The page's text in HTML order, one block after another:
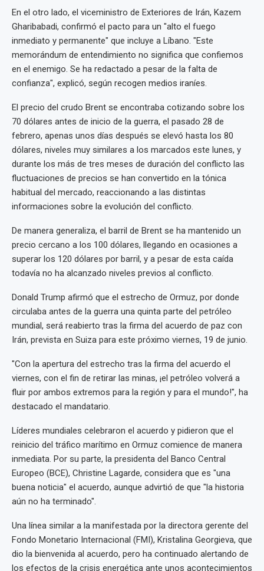
En el otro lado, el viceministro de Exteriores de Irán, Kazem
Gharibabadi, confirmó el pacto para un "alto el fuego
inmediato y permanente" que incluye a Líbano. "Este
memorándum de entendimiento no significa que confiemos
en el enemigo. Se ha redactado a pesar de la falta de
confianza", explicó, según recogen medios iraníes.
El precio del crudo Brent se encontraba cotizando sobre los
70 dólares antes de inicio de la guerra, el pasado 28 de
febrero, apenas unos días después se elevó hasta los 80
dólares, niveles muy similares a los marcados este lunes, y
durante los más de tres meses de duración del conflicto las
fluctuaciones de precios se han convertido en la tónica
habitual del mercado, reaccionando a las distintas
informaciones sobre la evolución del conflicto.
De manera generaliza, el barril de Brent se ha mantenido un
precio cercano a los 100 dólares, llegando en ocasiones a
superar los 120 dólares por barril, y a pesar de esta caída
todavía no ha alcanzado niveles previos al conflicto.
Donald Trump afirmó que el estrecho de Ormuz, por donde
circulaba antes de la guerra una quinta parte del petróleo
mundial, será reabierto tras la firma del acuerdo de paz con
Irán, prevista en Suiza para este próximo viernes, 19 de junio.
"Con la apertura del estrecho tras la firma del acuerdo el
viernes, con el fin de retirar las minas, ¡el petróleo volverá a
fluir por ambos extremos para la región y para el mundo!", ha
destacado el mandatario.
Líderes mundiales celebraron el acuerdo y pidieron que el
reinicio del tráfico marítimo en Ormuz comience de manera
inmediata. Por su parte, la presidenta del Banco Central
Europeo (BCE), Christine Lagarde, considera que es "una
buena noticia" el acuerdo, aunque advirtió de que "la historia
aún no ha terminado".
Una línea similar a la manifestada por la directora gerente del
Fondo Monetario Internacional (FMI), Kristalina Georgieva, que
dio la bienvenida al acuerdo, pero ha continuado alertando de
los efectos de la crisis energética ante unos acontecimientos